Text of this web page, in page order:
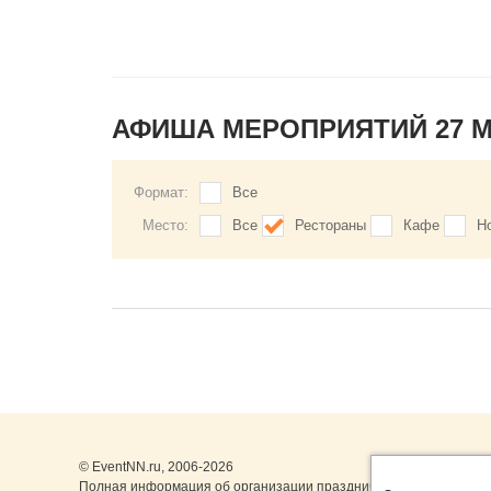
АФИША МЕРОПРИЯТИЙ 27
Формат:
Все
Место:
Все Рестораны Кафе
© EventNN.ru, 2006-2026
Полная информация об организации праздничных мероприятий